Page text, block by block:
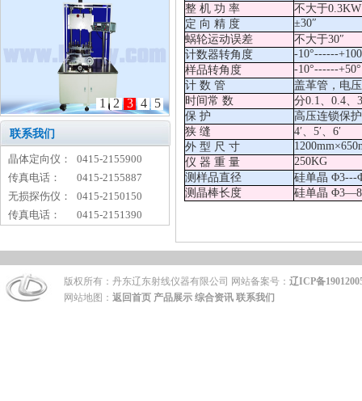
1 2 3 4 5
联系我们
晶体定向仪：
0415-2155900
传真电话：
0415-2155887
无损探伤仪：
0415-2150150
传真电话：
0415-2151390
整 机 功 率
不大于0.3KW
定 向 精 度
±30″
蜗轮运动误差
不大于30″
计数器转角度
-10°------
样品转角度
-10°------+50°
计 数 管
盖革管，电
时间常 数
分0.1、0.4、
保 护
高压连锁保
狭 缝
4′、5′、6′
外 型 尺 寸
仪 器 重 量
250KG
测样品直径
硅单晶 Φ3---
测晶棒长度
硅单晶 Φ3—8
版权所有：丹东辽东射线仪器有限公司 网站备案号： 辽ICP备
网站地图： 返回首页 产品展示 综合资讯 联系我们